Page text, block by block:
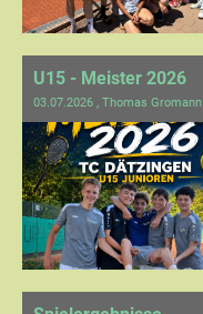
U15 - Meister 2026
03.07.2026 , Thomas Gromann